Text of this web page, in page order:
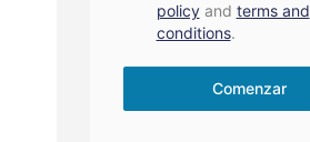
policyand terms and
conditions.
Comenzar